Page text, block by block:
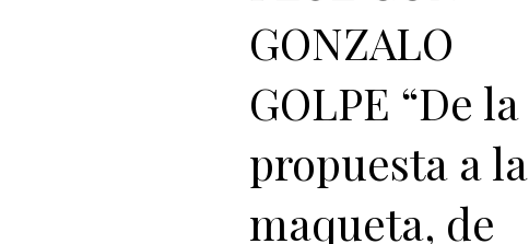
GONZALO
GOLPE “De la
propuesta a la
maqueta, de